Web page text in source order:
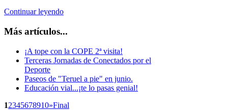
Continuar leyendo
Más artículos...
¡A tope con la COPE 2ª visita!
Terceras Jornadas de Conectados por el
Deporte
Paseos de "Teruel a pie" en junio.
Educación vial...¡te lo pasas genial!
12345678910»Final